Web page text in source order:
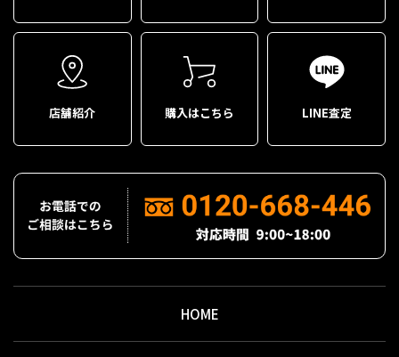
店舗紹介 購入はこちら LINE査定
HOME